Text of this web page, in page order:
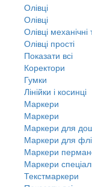
Олівці
Олівці
Олівці механічні
Олівці прості
Показати всі
Коректори
Гумки
Лінійки і косинці
Маркери
Маркери
Маркери для
Маркери для
Маркери
Маркери
Текстмаркери